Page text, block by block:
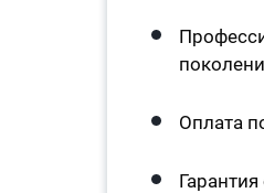
Оплата
Гарантия